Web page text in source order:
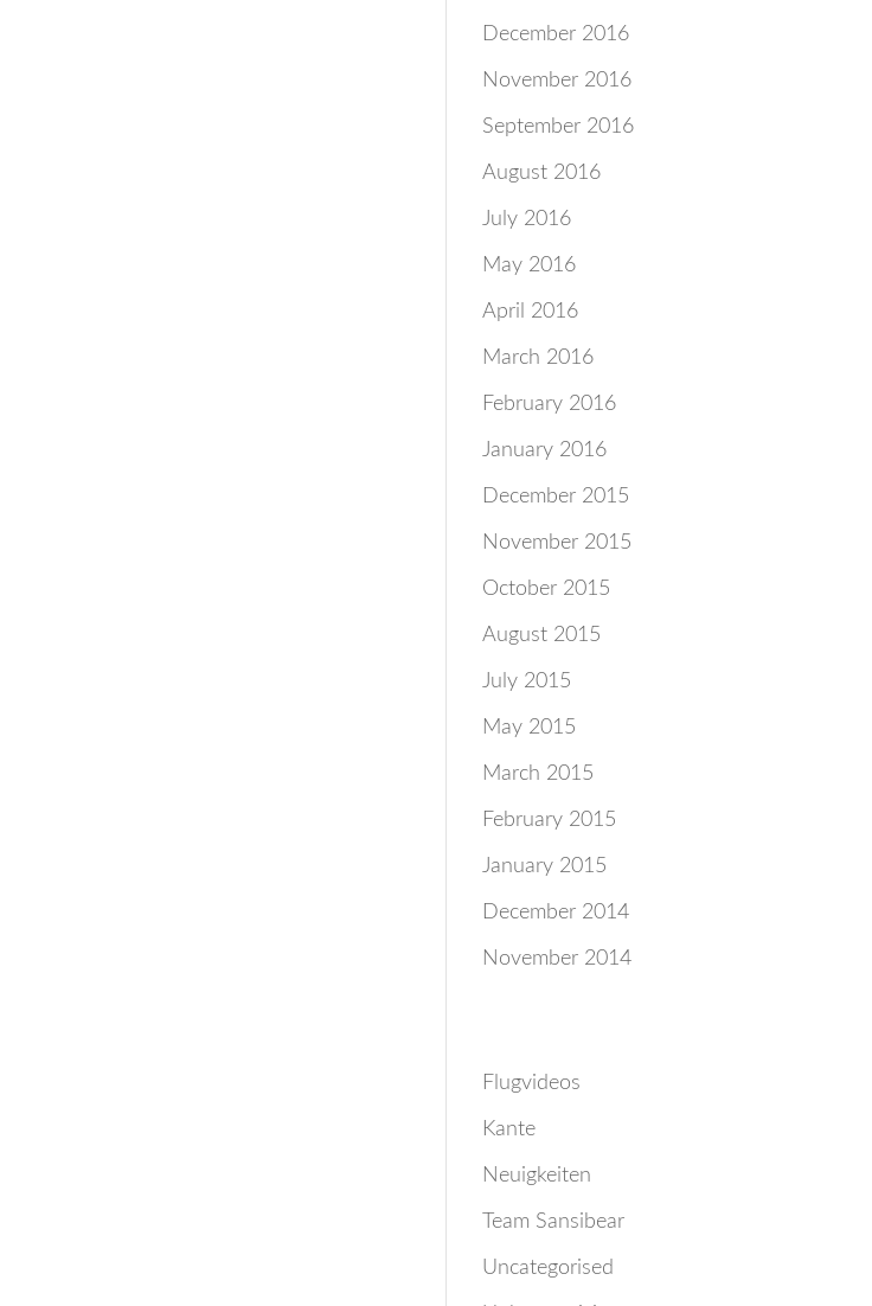
December 2016
November 2016
September 2016
August 2016
July 2016
May 2016
April 2016
March 2016
February 2016
January 2016
December 2015
November 2015
October 2015
August 2015
July 2015
May 2015
March 2015
February 2015
January 2015
December 2014
November 2014
Flugvideos
Kante
Neuigkeiten
Team Sansibear
Uncategorised